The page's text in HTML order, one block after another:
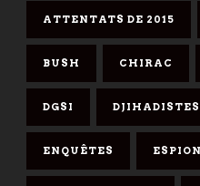
ATTENTATS DE 2015
BUSH CHIRAC
DGSI DJIHADISTES
ENQUÊTES